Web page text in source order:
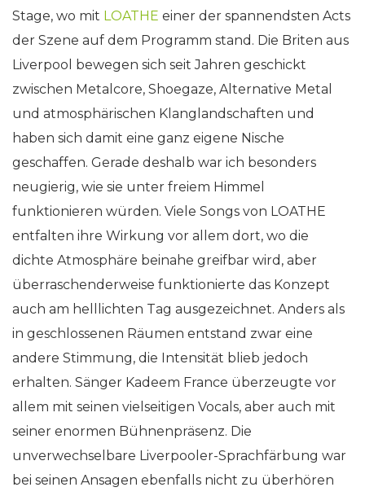
Stage, wo mit LOATHE einer der spannendsten Acts
der Szene auf dem Programm stand. Die Briten aus
Liverpool bewegen sich seit Jahren geschickt
zwischen Metalcore, Shoegaze, Alternative Metal
und atmosphärischen Klanglandschaften und
haben sich damit eine ganz eigene Nische
geschaffen. Gerade deshalb war ich besonders
neugierig, wie sie unter freiem Himmel
funktionieren würden. Viele Songs von LOATHE
entfalten ihre Wirkung vor allem dort, wo die
dichte Atmosphäre beinahe greifbar wird, aber
überraschenderweise funktionierte das Konzept
auch am helllichten Tag ausgezeichnet. Anders als
in geschlossenen Räumen entstand zwar eine
andere Stimmung, die Intensität blieb jedoch
erhalten. Sänger Kadeem France überzeugte vor
allem mit seinen vielseitigen Vocals, aber auch mit
seiner enormen Bühnenpräsenz. Die
unverwechselbare Liverpooler-Sprachfärbung war
bei seinen Ansagen ebenfalls nicht zu überhören